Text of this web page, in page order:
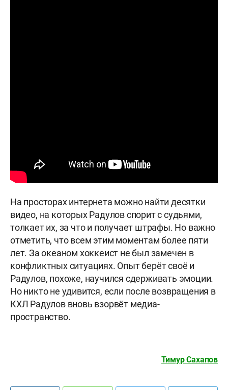
На просторах интернета можно найти десятки
видео, на которых Радулов спорит с судьями,
толкает их, за что и получает штрафы. Но важно
отметить, что всем этим моментам более пяти
лет. За океаном хоккеист не был замечен в
конфликтных ситуациях. Опыт берёт своё и
Радулов, похоже, научился сдерживать эмоции.
Но никто не удивится, если после возвращения в
КХЛ Радулов вновь взорвёт медиа-
пространство.
Тимур Сахапов